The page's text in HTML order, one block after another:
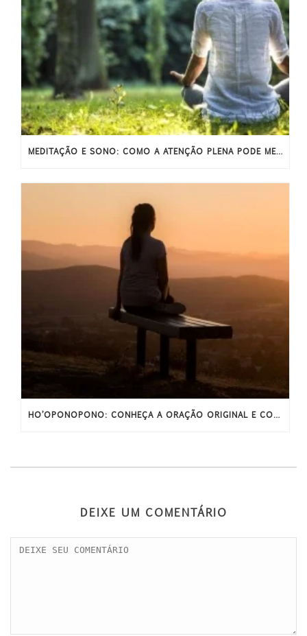
MEDITAÇÃO E SONO: COMO A ATENÇÃO PLENA PODE MELHORAR O SONO
HO’OPONOPONO: CONHEÇA A ORAÇÃO ORIGINAL E COMPLETA
DEIXE UM COMENTÁRIO